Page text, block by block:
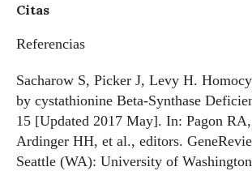
Citas
Referencias
Sacharow S, Picker J, Levy H.
by cystathionine Beta-Synthase
15 [Updated 2017 May]. In: Pagon
Ardinger HH, et al., editors.
Seattle (WA): University of